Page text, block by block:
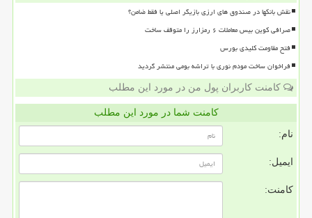
نقش بانکها در صندوق های ارزی بازیگر اصلی یا فقط ضامن؟
صرافی کوین بیس معاملات ۶ رمزارز را متوقف ساخت
فتح مقاومت کلیدی بورس
فراخوان ساخت مودم نوری با تراشه بومی منتشر گردید
کامنت کاربران پول من در مورد این مطلب
کامنت شما در مورد این مطلب
نام:
ایمیل:
کامنت: